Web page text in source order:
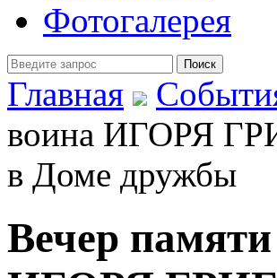
Фотогалерея
Главная
воина ИГОРЯ
в Доме дружбы
Вечер